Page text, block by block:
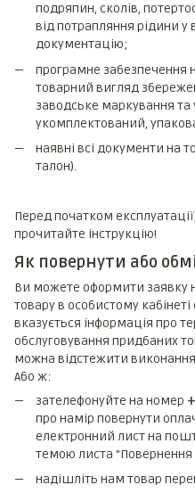
подряпин, сколів,
від потрапляння рідини у
документацію;
програмне забезпечення
товарний вигляд
заводське маркування та
укомплектований,
наявні всі документи на
талон).
Перед початком
прочитайте інструкцію!
Як повернути або
Ви можете оформити заявку
товару в особистому
вказується інформація про
обслуговування придбаних
можна відстежити
Або ж:
зателефонуйте на номер
про намір повернути
електронний лист на
темою листа "Повернення
надішліть нам товар